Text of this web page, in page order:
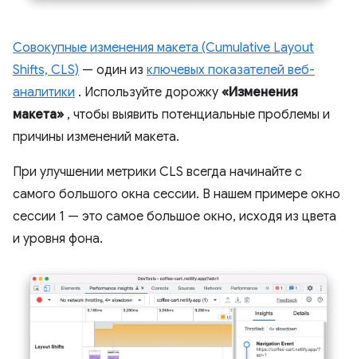
Совокупные изменения макета (Cumulative Layout
Shifts, CLS) — один из ключевых показателей веб-
аналитики . Используйте дорожку «Изменения
макета» , чтобы выявить потенциальные проблемы и
причины изменений макета.
При улучшении метрики CLS всегда начинайте с
самого большого окна сессии. В нашем примере окно
сессии 1 — это самое большое окно, исходя из цвета
и уровня фона.